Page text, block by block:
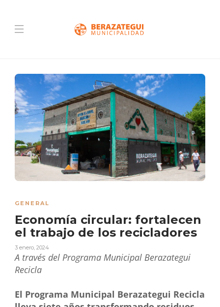
GENERAL
Economía circular: fortalecen
el trabajo de los recicladores
3 enero, 2024
A través del Programa Municipal Berazategui
Recicla
El Programa Municipal Berazategui Recicla